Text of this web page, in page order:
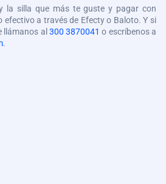
la silla que más te guste y pagar con
efectivo a través de Efecty o Baloto. Y si
llámanos al 300 3870041 o escríbenos a
.